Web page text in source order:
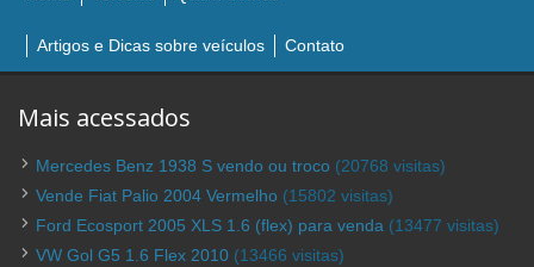
Artigos e Dicas sobre veículos Contato
Mais acessados
Mercedes Benz 1938 S vendo ou troco (20768 visitas)
Vende Fiat Palio 2004 Vermelho (15802 visitas)
Ford Ecosport 2005 XLS 1.6 (flex) para venda (13477 visitas)
VW Gol G5 1.6 Flex 2010 (13466 visitas)